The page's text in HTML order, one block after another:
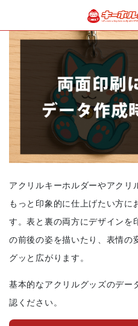
アクリルキーホルダーやアクリ
もっと印象的に仕上げたい方
す。表と裏の両方にデザインを
の前後の姿を描いたり、表情の
グッと広がります。
基本的なアクリルグッズのデー
認ください。